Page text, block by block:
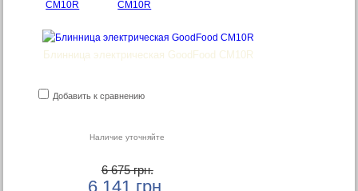
Блинница электрическая GoodFood CM10R
Добавить к сравнению
Наличие уточняйте
6 675 грн.
6 141 грн.